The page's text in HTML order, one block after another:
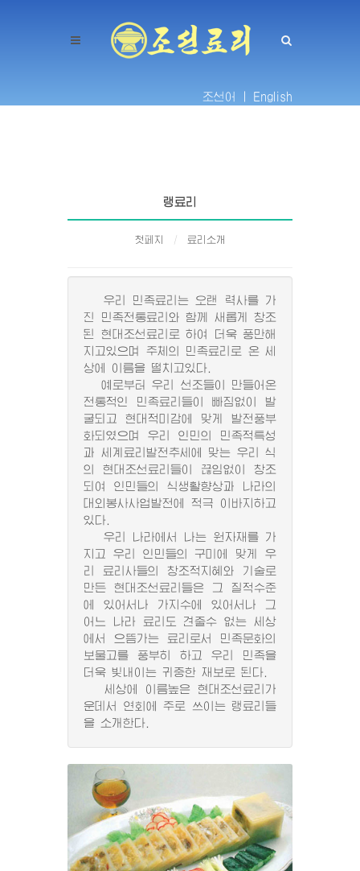
조선어 | English
랭료리
첫페지 료리소개
우리 민족료리는 오랜 력사를 가
진 민족전통료리와 함께 새롭게 창조
된 현대조선료리로 하여 더욱 풍만해
지고있으며 주체의 민족료리로 온 세
상에 이름을 떨치고있다.
예로부터 우리 선조들이 만들어온
전통적인 민족료리들이 빠짐없이 발
굴되고 현대적미감에 맞게 발전풍부
화되였으며 우리 인민의 민족적특성
과 세계료리발전추세에 맞는 우리 식
의 현대조선료리들이 끊임없이 창조
되여 인민들의 식생활향상과 나라의
대외봉사사업발전에 적극 이바지하고
있다.
우리 나라에서 나는 원자재를 가
지고 우리 인민들의 구미에 맞게 우
리 료리사들의 창조적지혜와 기술로
만든 현대조선료리들은 그 질적수준
에 있어서나 가지수에 있어서나 그
어느 나라 료리도 견줄수 없는 세상
에서 으뜸가는 료리로서 민족문화의
보물고를 풍부히 하고 우리 민족을
더욱 빛내이는 귀중한 재보로 된다.
세상에 이름높은 현대조선료리가
운데서 연회에 주로 쓰이는 랭료리들
을 소개한다.